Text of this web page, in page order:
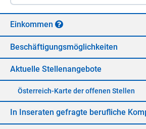
Ein­kom­men
Be­schäf­ti­gungs­mög­lich­kei­ten
Ak­tu­el­le Stel­len­an­ge­bo­te
Öster­reich-Kar­te der of­fe­nen Stel­len
In In­se­ra­ten ge­frag­te be­ruf­li­che